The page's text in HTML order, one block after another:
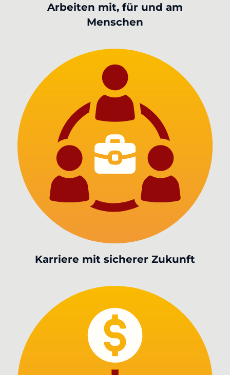
Arbeiten mit, für und am
Menschen
Karriere mit sicherer Zukunft